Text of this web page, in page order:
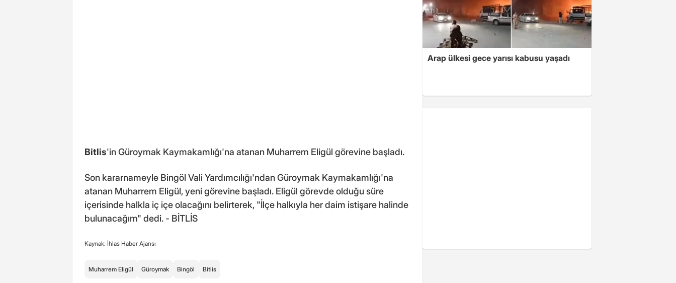
Bitlis'in Güroymak Kaymakamlığı'na atanan Muharrem Eligül görevine başladı.
Son kararnameyle Bingöl Vali Yardımcılığı'ndan Güroymak Kaymakamlığı'na
atanan Muharrem Eligül, yeni görevine başladı. Eligül görevde olduğu süre
içerisinde halkla iç içe olacağını belirterek, "İlçe halkıyla her daim istişare halinde
bulunacağım" dedi. - BİTLİS
Kaynak: İhlas Haber Ajansı
Muharrem Eligül Güroymak Bingöl Bitlis
Arap ülkesi gece yarısı kabusu yaşadı